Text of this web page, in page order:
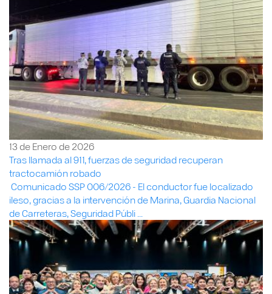
13 de Enero de 2026
Tras llamada al 911, fuerzas de seguridad recuperan
tractocamión robado
Comunicado SSP 006/2026 - El conductor fue localizado
ileso, gracias a la intervención de Marina, Guardia Nacional
de Carreteras, Seguridad Públi ...